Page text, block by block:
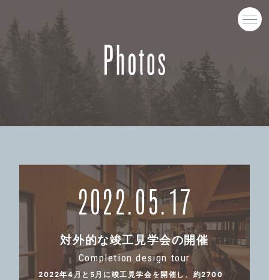
2022.05.17
対外的な竣工見学会の開催
Completion design tour
2022年4月と5月に竣工見学会を開催し、約2700